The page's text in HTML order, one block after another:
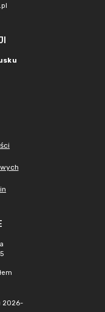
2026-